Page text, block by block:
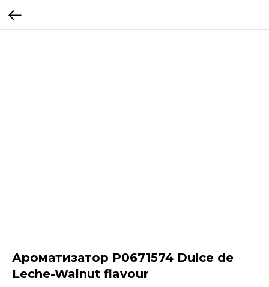
Ароматизатор P0671574 Dulce de
Leche-Walnut flavour